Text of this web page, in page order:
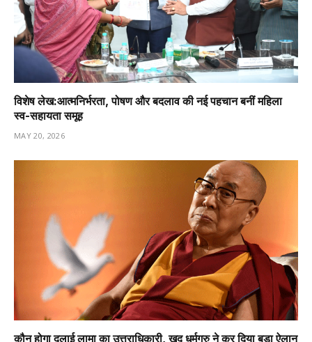
विशेष लेख:आत्मनिर्भरता, पोषण और बदलाव की नई पहचान बनीं महिला
स्व-सहायता समूह
MAY 20, 2026
कौन होगा दलाई लामा का उत्तराधिकारी, खुद धर्मगुरु ने कर दिया बड़ा ऐलान